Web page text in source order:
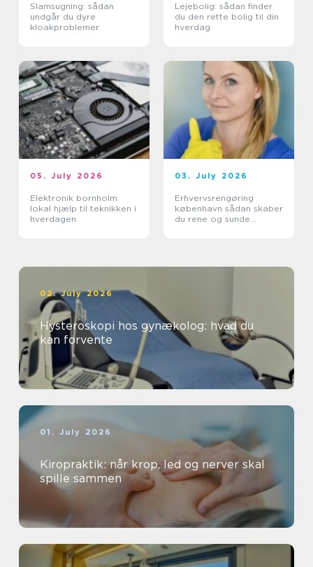
Slamsugning: sådan
undgår du dyre
kloakproblemer
Lejebolig: sådan finder
du den rette bolig til din
hverdag
05. July 2026
Elektronik bornholm
lokal hjælp til teknikken i
hverdagen
03. July 2026
Erhvervsrengøring
københavn sådan skaber
du rene og sunde
02. July 2026
Hysteroskopi hos gynækolog: hvad du
kan forvente
01. July 2026
Kiropraktik: når krop, led og nerver skal
spille sammen